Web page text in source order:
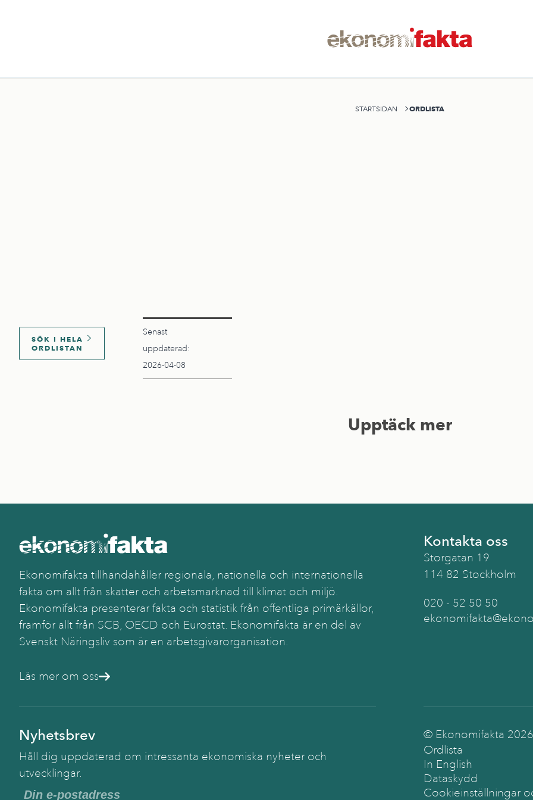
STARTSIDAN ORDLISTA
SÖK I HELA
ORDLISTAN
Senast
uppdaterad:
2026-04-08
Upptäck mer
Ekonomifakta tillhandahåller regionala, nationella och internationella
fakta om allt från skatter och arbetsmarknad till klimat och miljö.
Ekonomifakta presenterar fakta och statistik från offentliga primärkällor,
framför allt från SCB, OECD och Eurostat. Ekonomifakta är en del av
Svenskt Näringsliv som är en arbetsgivarorganisation.
Läs mer om oss
Kontakta oss
Storgatan 19
114 82 Stockholm
020 - 52 50 50
Nyhetsbrev
Håll dig uppdaterad om intressanta ekonomiska nyheter och
utvecklingar.
© Ekonomifakta 2026
Ordlista
In English
Dataskydd
Cookieinställningar